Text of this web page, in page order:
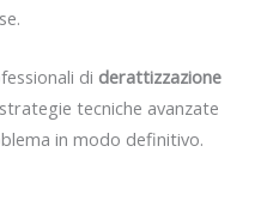
di derattizzazione
tecniche avanzate
in modo definitivo.